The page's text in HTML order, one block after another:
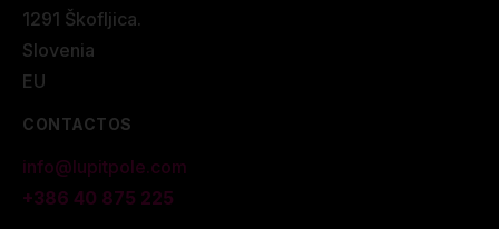
1291 Škofljica.
Slovenia
EU
CONTACTOS
info@lupitpole.com
+386 40 875 225